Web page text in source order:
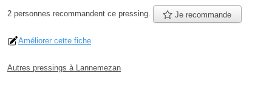
2 personnes recommandent ce pressing. Je recommande
Améliorer cette fiche
Autres pressings à Lannemezan